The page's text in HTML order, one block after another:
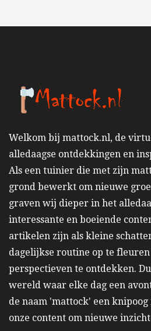
Welkom bij mattock.nl, de
alledaagse ontdekkingen en
Als een tuinier die met zijn
grond bewerkt om nieuwe
graven wij dieper in het
interessante en boeiende
artikelen zijn als kleine
dagelijkse routine op te
perspectieven te ontdekken.
wereld waar elke dag een
de naam 'mattock' een
onze content om nieuwe